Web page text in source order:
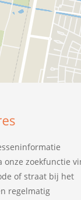
onze zoekfunctie
of straat bij het
regelmatig